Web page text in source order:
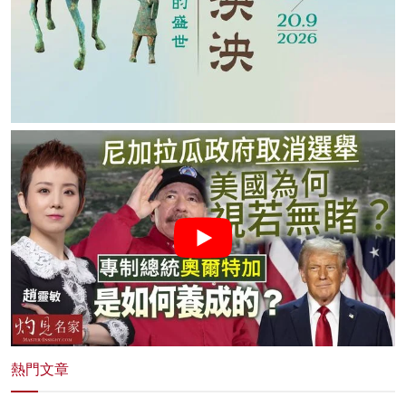
熱門文章